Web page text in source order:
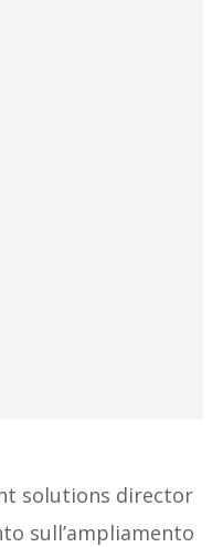
solutions director
sull’ampliamento